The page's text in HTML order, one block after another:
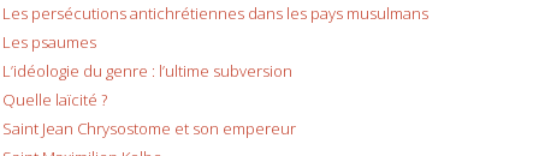
Les persécutions antichrétiennes dans les pays musulmans
Les psaumes
L’idéologie du genre : l’ultime subversion
Quelle laïcité ?
Saint Jean Chrysostome et son empereur